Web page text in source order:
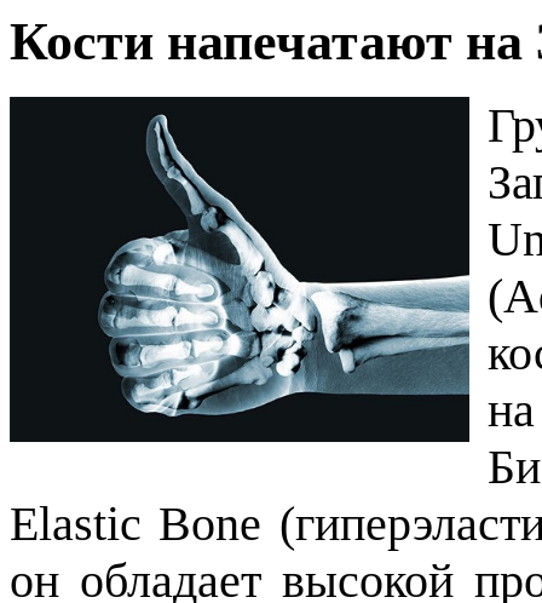
Кости напечатают на
Elastic Bone
он обладает высокой